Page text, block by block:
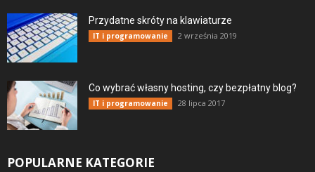
Przydatne skróty na klawiaturze
IT i programowanie 2 września 2019
Co wybrać własny hosting, czy bezpłatny blog?
IT i programowanie 28 lipca 2017
POPULARNE KATEGORIE